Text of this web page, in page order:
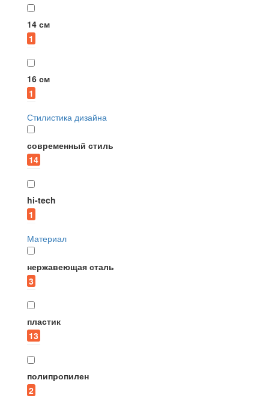
14 см
1
16 см
1
Стилистика дизайна
современный стиль
14
hi-tech
1
Материал
нержавеющая сталь
3
пластик
13
полипропилен
2